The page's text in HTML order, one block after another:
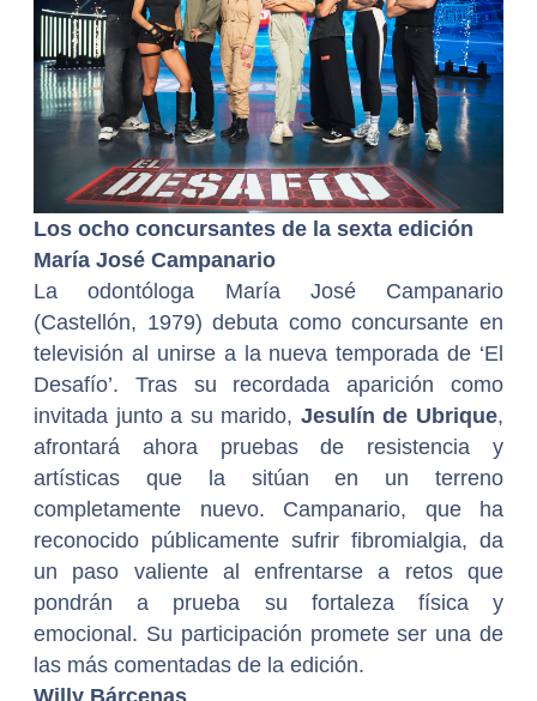
Los ocho concursantes de la sexta edición
María José Campanario
La odontóloga María José Campanario
(Castellón, 1979) debuta como concursante en
televisión al unirse a la nueva temporada de ‘El
Desafío’. Tras su recordada aparición como
invitada junto a su marido, Jesulín de Ubrique,
afrontará ahora pruebas de resistencia y
artísticas que la sitúan en un terreno
completamente nuevo. Campanario, que ha
reconocido públicamente sufrir fibromialgia, da
un paso valiente al enfrentarse a retos que
pondrán a prueba su fortaleza física y
emocional. Su participación promete ser una de
las más comentadas de la edición.